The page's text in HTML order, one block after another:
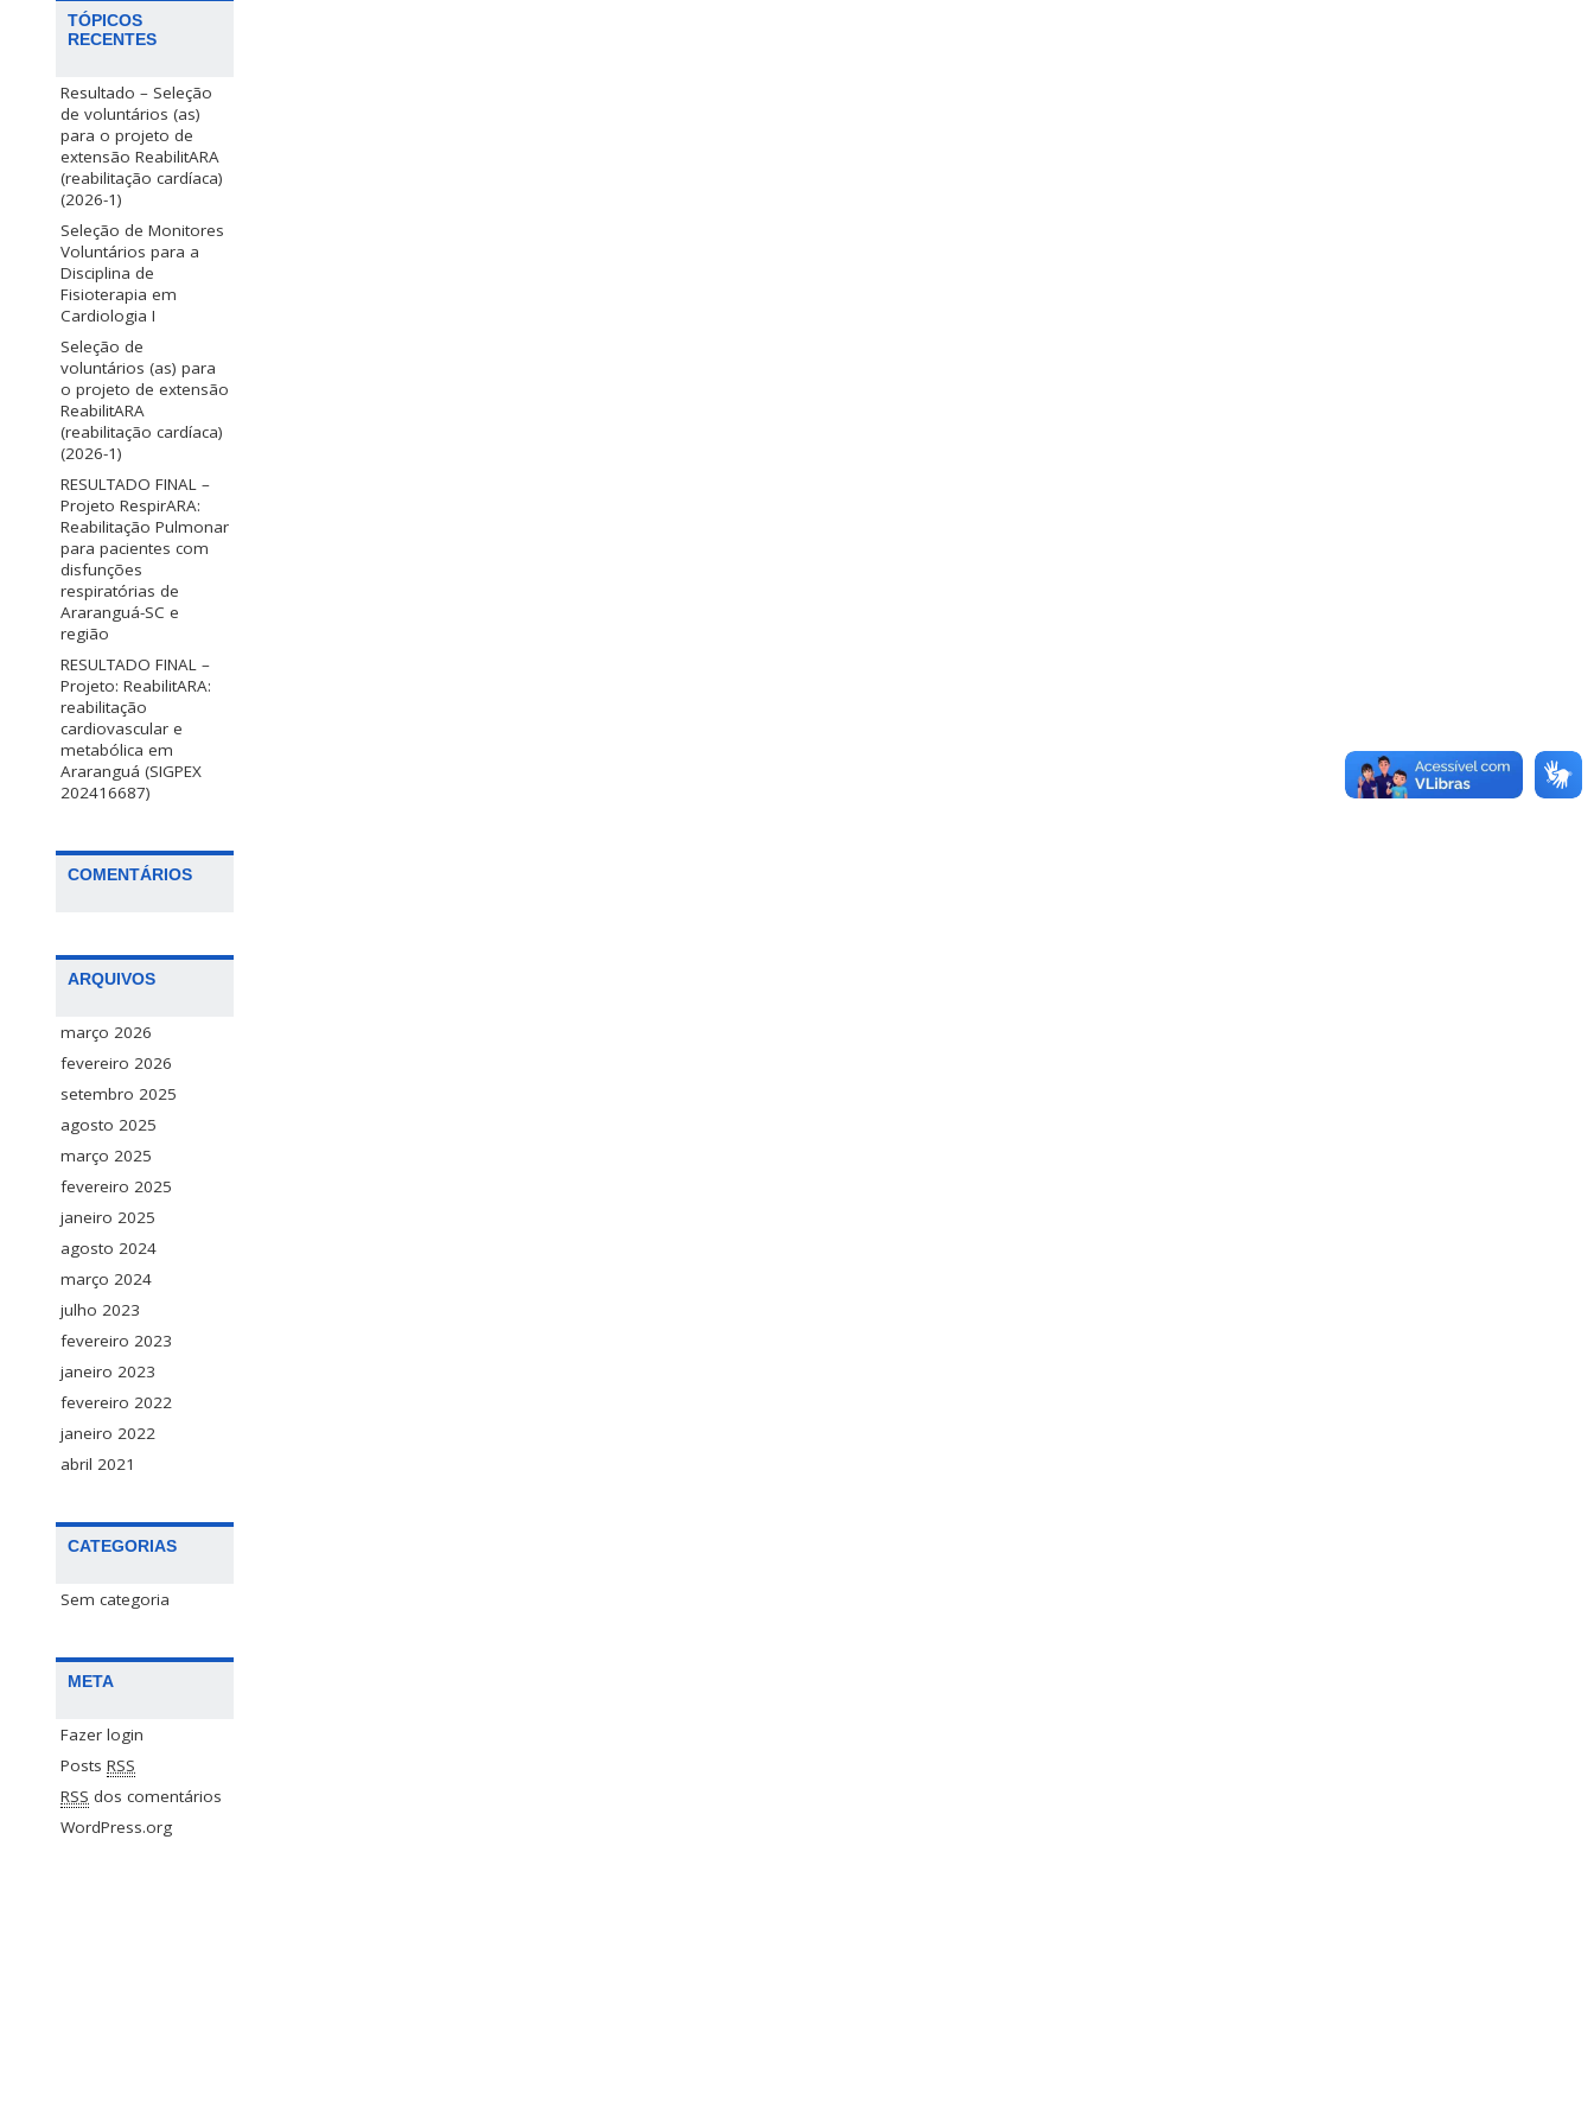
TÓPICOS
RECENTES
Resultado – Seleção
de voluntários (as)
para o projeto de
extensão ReabilitARA
(reabilitação cardíaca)
(2026-1)
Seleção de Monitores
Voluntários para a
Disciplina de
Fisioterapia em
Cardiologia I
Seleção de
voluntários (as) para
o projeto de extensão
ReabilitARA
(reabilitação cardíaca)
(2026-1)
RESULTADO FINAL –
Projeto RespirARA:
Reabilitação Pulmonar
para pacientes com
disfunções
respiratórias de
Araranguá-SC e
região
RESULTADO FINAL –
Projeto: ReabilitARA:
reabilitação
cardiovascular e
metabólica em
Araranguá (SIGPEX
202416687)
COMENTÁRIOS
ARQUIVOS
março 2026
fevereiro 2026
setembro 2025
agosto 2025
março 2025
fevereiro 2025
janeiro 2025
agosto 2024
março 2024
julho 2023
fevereiro 2023
janeiro 2023
fevereiro 2022
janeiro 2022
abril 2021
CATEGORIAS
Sem categoria
META
Fazer login
Posts RSS
RSS dos comentários
WordPress.org